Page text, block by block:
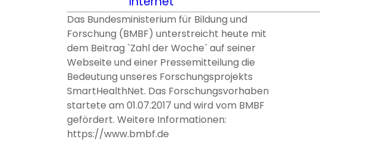
Das Bundesministerium für Bildung und
Forschung (BMBF) unterstreicht heute mit
dem Beitrag `Zahl der Woche´ auf seiner
Webseite und einer Pressemitteilung die
Bedeutung unseres Forschungsprojekts
SmartHealthNet. Das Forschungsvorhaben
startete am 01.07.2017 und wird vom BMBF
gefördert. Weitere Informationen:
https://www.bmbf.de